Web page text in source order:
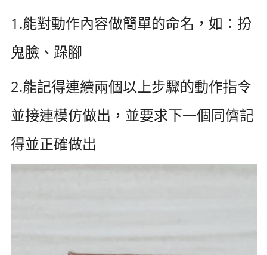
1.能對動作內容做簡單的命名，如：扮
鬼臉、跺腳
2.能記得連續兩個以上步驟的動作指令
並接連模仿做出，並要求下一個同儕記
得並正確做出